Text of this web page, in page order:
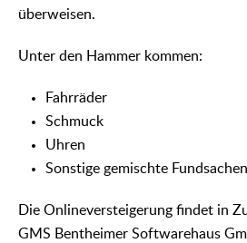
überweisen.
Unter den Hammer kommen:
Fahrräder
Schmuck
Uhren
Sonstige gemischte Fundsachen
Die Onlineversteigerung findet in
GMS Bentheimer Softwarehaus